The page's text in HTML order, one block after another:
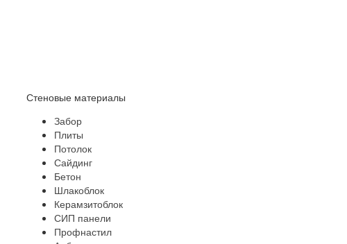
Стеновые материалы
Забор
Плиты
Потолок
Сайдинг
Бетон
Шлакоблок
Керамзитоблок
СИП панели
Профнастил